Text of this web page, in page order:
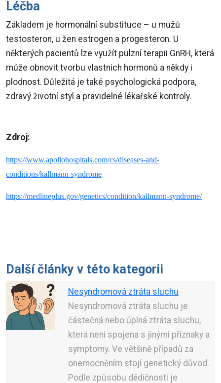
Léčba
Základem je hormonální substituce – u mužů
testosteron, u žen estrogen a progesteron. U
některých pacientů lze využít pulzní terapii GnRH, která
může obnovit tvorbu vlastních hormonů a někdy i
plodnost. Důležitá je také psychologická podpora,
zdravý životní styl a pravidelné lékařské kontroly.
Zdroj:
https://www.apollohospitals.com/cs/diseases-and-
conditions/kallmann-syndrome
https://medlineplus.gov/genetics/condition/kallmann-syndrome/
Další články v této kategorii
Nesyndromová ztráta sluchu
Nesyndromová ztráta sluchu je
částečná nebo úplná ztráta sluchu,
která není spojena s jinými příznaky a
symptomy. Ve většině případů za
onemocněním stojí genetický důvod.
Podle způsobu dědičnosti je